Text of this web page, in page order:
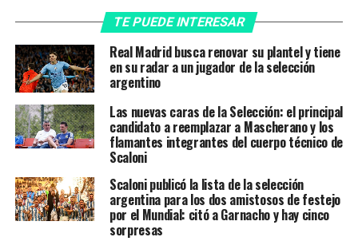
Y añadió: «Todos los días se cruzan
cosas por la cabeza, estar acá es lo
máximo. Con la Selección, jugando un
Mundial con la gente de Argentina que se
siente mucho el apoyo, el cariño y es algo
inolvidable estar viviendo este momento
y vamos a dar lo mejor para todos los
argentinos».
Respecto del apoyo del publico, Álvarez
TE PUEDE INTERESAR
Real Madrid busca renovar su plantel y tiene
en su radar a un jugador de la selección
argentino
Las nuevas caras de la Selección: el principal
candidato a reemplazar a Mascherano y los
flamantes integrantes del cuerpo técnico de
Scaloni
Scaloni publicó la lista de la selección
argentina para los dos amistosos de festejo
por el Mundial: citó a Garnacho y hay cinco
sorpresas